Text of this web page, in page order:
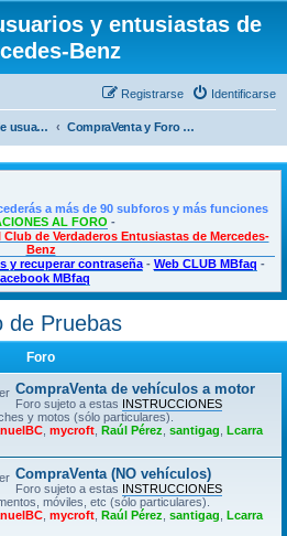
y entusiastas de
Benz
Identificarse
Registrarse
Club MBFAQ de usuarios y entusiastas de Mercedes Benz CompraVenta y Foro de Pruebas
a más de 90 subforos y más funciones
AL FORO -
de Verdaderos Entusiastas de Mercedes-
Benz
y recuperar contraseña- Web CLUB MBfaq -
MBfaq
de Pruebas
Foro
CompraVenta de vehículos a motor
Foro sujeto a estas INSTRUCCIONES
y motos (sólo particulares).
mycroft Raúl Pérez santigag Lcarra
CompraVenta (NO vehículos)
Foro sujeto a estas INSTRUCCIONES
móviles, etc (sólo particulares).
mycroft Raúl Pérez santigag Lcarra